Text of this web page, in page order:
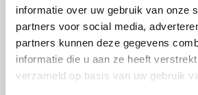
informatie over uw gebruik van onze
partners voor social media,
partners kunnen deze gegevens
informatie die u aan ze heeft
verzameld op basis van uw gebruik